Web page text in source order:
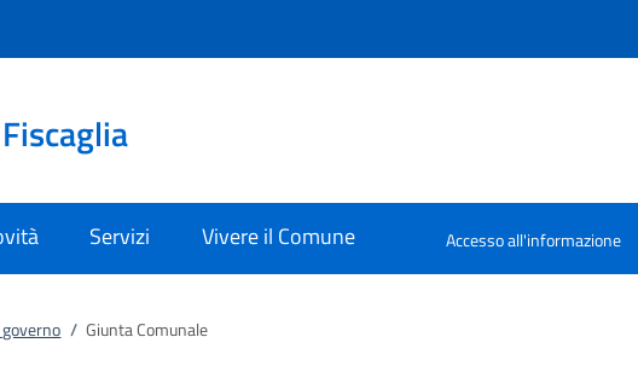
Servizi Vivere il Comune Accesso all'informazione
/ Giunta Comunale